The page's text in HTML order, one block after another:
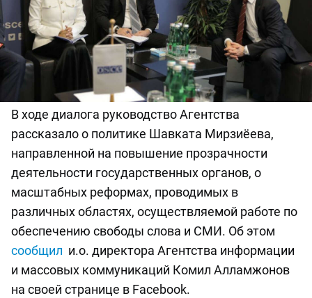
В ходе диалога руководство Агентства
рассказало о политике Шавката Мирзиёева,
направленной на повышение прозрачности
деятельности государственных органов, о
масштабных реформах, проводимых в
различных областях, осуществляемой работе по
обеспечению свободы слова и СМИ. Об этом
сообщил и.о. директора Агентства информации
и массовых коммуникаций Комил Алламжонов
на своей странице в Facebook.